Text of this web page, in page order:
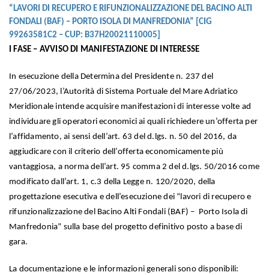
“LAVORI DI RECUPERO E RIFUNZIONALIZZAZIONE DEL BACINO ALTI
FONDALI (BAF) – PORTO ISOLA DI MANFREDONIA” [CIG
99263581C2 – CUP: B37H20021110005]
I FASE – AVVISO DI MANIFESTAZIONE DI INTERESSE
In esecuzione della Determina del Presidente n. 237 del
27/06/2023, l’Autorità di Sistema Portuale del Mare Adriatico
Meridionale intende acquisire manifestazioni di interesse volte ad
individuare gli operatori economici ai quali richiedere un’offerta per
l’affidamento, ai sensi dell’art. 63 del d.lgs. n. 50 del 2016, da
aggiudicare con il criterio dell’offerta economicamente più
vantaggiosa, a norma dell’art. 95 comma 2 del d.lgs. 50/2016 come
modificato dall’art. 1, c.3 della Legge n. 120/2020, della
progettazione esecutiva e dell’esecuzione dei “lavori di recupero e
rifunzionalizzazione del Bacino Alti Fondali (BAF) – Porto Isola di
Manfredonia” sulla base del progetto definitivo posto a base di
gara.
La documentazione e le informazioni generali sono disponibili: